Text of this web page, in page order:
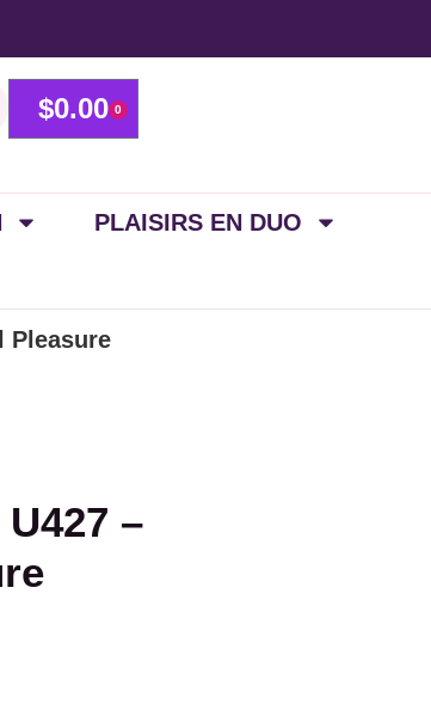
$0.00 0
PLAISIRS EN DUO
Pleasure
–